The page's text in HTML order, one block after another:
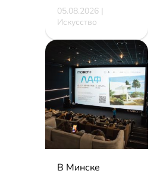
05.08.2026 |
Искусство
В Минске